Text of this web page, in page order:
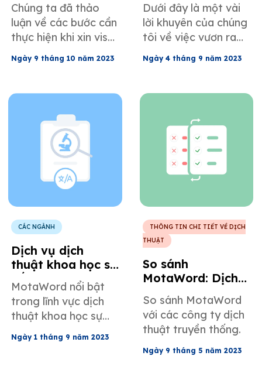
Chúng ta đã thảo
luận về các bước cần
thực hiện khi xin visa
nhập cư.
Ngày 9 tháng 10 năm 2023
Dưới đây là một vài
lời khuyên của chúng
tôi về việc vươn ra
toàn cầu với sự hỗ
trợ của các nhà cung
ngữ: hãy xác định
hóa của bạn và hợp
tác với các chuyên
gia bản địa hóa.
Ngày 4 tháng 9 năm 2023
CÁC NGÀNH
Dịch vụ dịch
thuật khoa học sự
sống
MotaWord nổi bật
trong lĩnh vực dịch
thuật khoa học sự
sống cho các lĩnh vực
y tế như thử nghiệm
Ngày 1 tháng 9 năm 2023
THÔNG TIN CHI TIẾT VỀ DỊCH
THUẬT
So sánh
MotaWord: Dịch
vụ dịch thuật
ngôn ngữ vượt
trội
So sánh MotaWord
với các công ty dịch
thuật truyền thống.
Ngày 9 tháng 5 năm 2023